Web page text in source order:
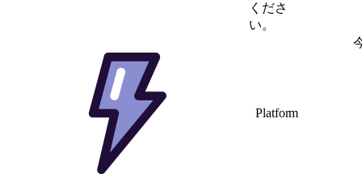
くださ
い。
Platform